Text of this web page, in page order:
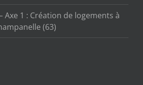
Axe 1 : Création de logements à
(63)